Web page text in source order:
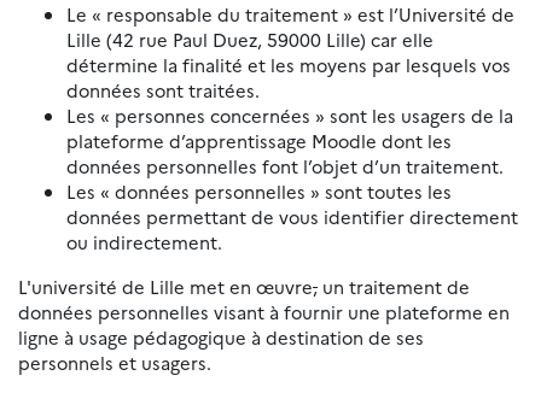
Le « responsable du traitement » est l’Université de
Lille (42 rue Paul Duez, 59000 Lille) car elle
détermine la finalité et les moyens par lesquels vos
données sont traitées.
Les « personnes concernées » sont les usagers de la
plateforme d’apprentissage Moodle dont les
données personnelles font l’objet d’un traitement.
Les « données personnelles » sont toutes les
données permettant de vous identifier directement
ou indirectement.
L'université de Lille met en œuvre, un traitement de
données personnelles visant à fournir une plateforme en
ligne à usage pédagogique à destination de ses
personnels et usagers.